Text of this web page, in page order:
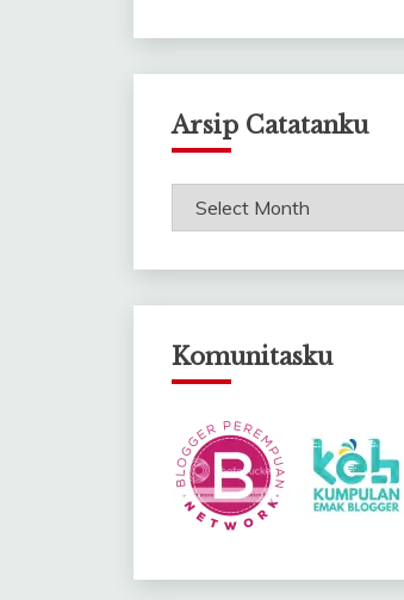
Arsip Catatanku
Arsip
Komunitasku